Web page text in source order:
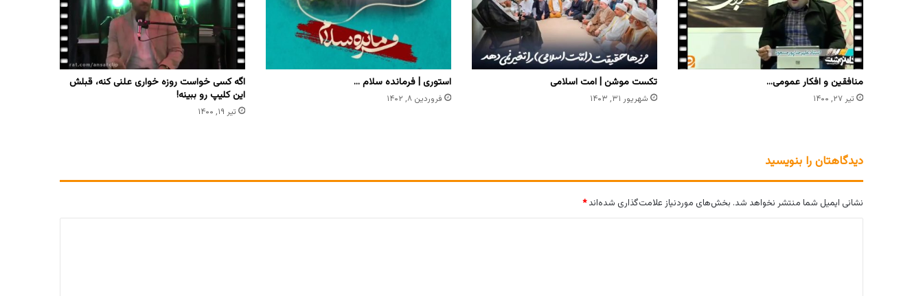
منافقین و افکار عمومی…
تیر ۲۷, ۱۴۰۰
تکست موشن | امت اسلامی
شهریور ۳۱, ۱۴۰۳
استوری | فرمانده سلام …
فروردین ۸, ۱۴۰۲
اگه کسی خواست روزه خواری علنی کنه، قبلش
این کلیپ رو ببینه!
تیر ۱۹, ۱۴۰۰
دیدگاهتان را بنویسید
نشانی ایمیل شما منتشر نخواهد شد. بخش‌های موردنیاز علامت‌گذاری شده‌اند*